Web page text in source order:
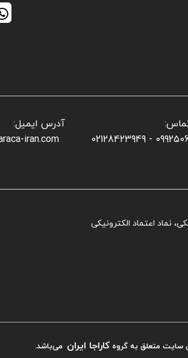
09925064954 -
آدرس ایمیل:
iran.com
نماد اعتماد الکترونیکی
سایت متعلق به گروه کاراجا ایران می‌باشد.